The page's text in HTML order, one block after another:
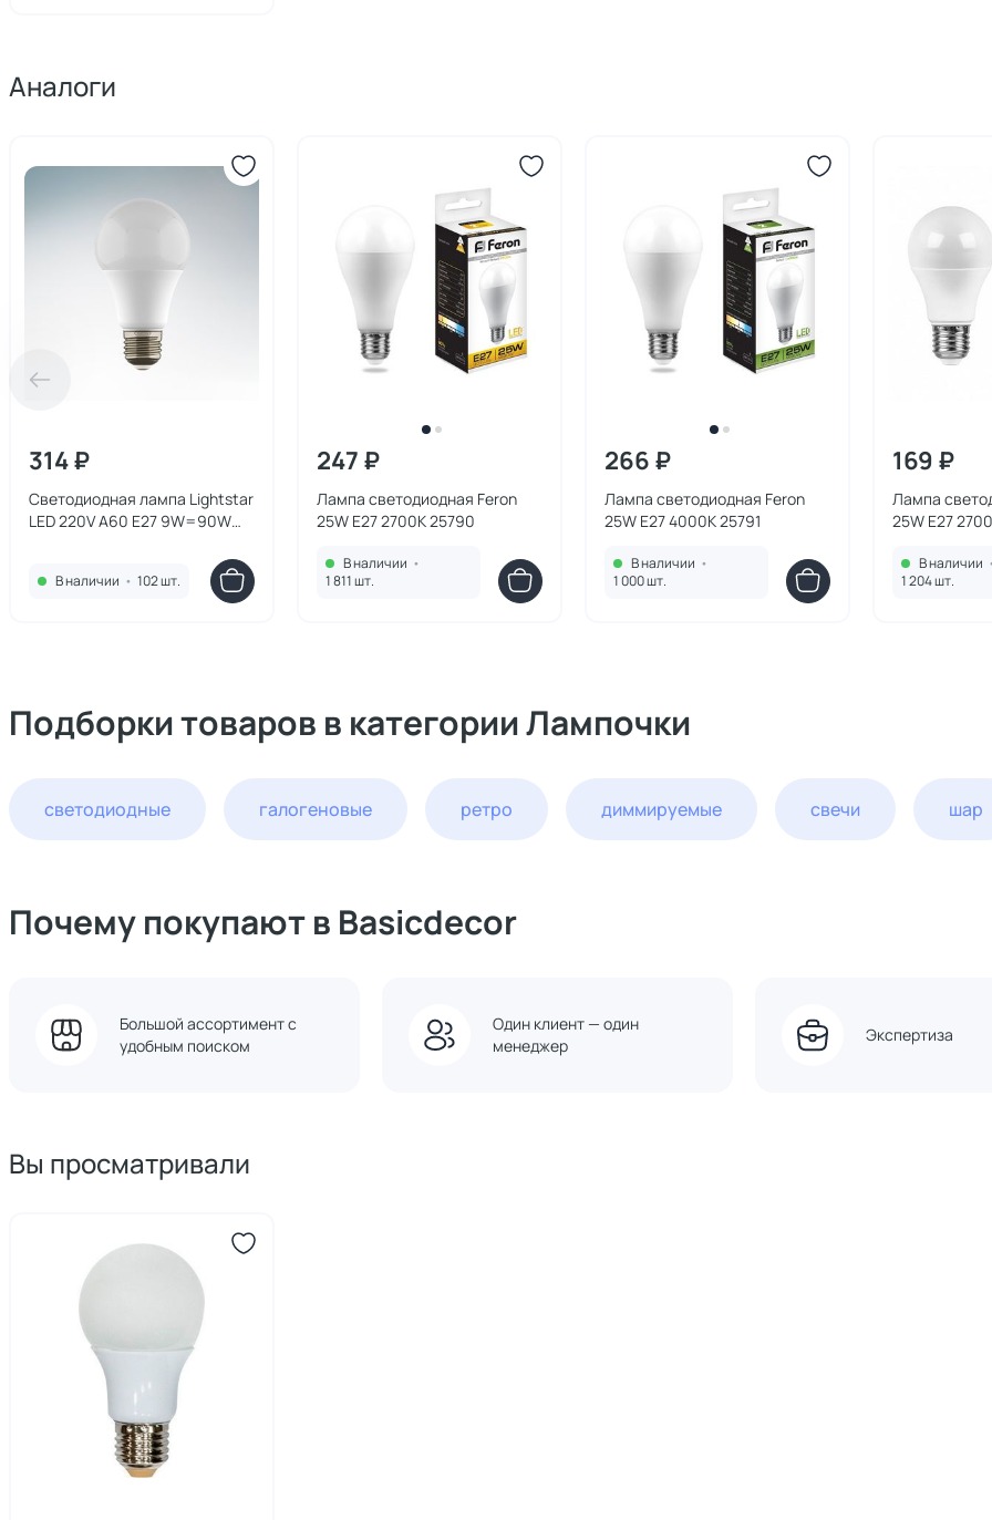
Аналоги
314 ₽
Светодиодная лампа Lightstar
LED 220V A60 E27 9W=90W
В наличии • 102 шт.
247 ₽
Лампа светодиодная Feron
25W E27 2700K 25790
В наличии •
1 811 шт.
266 ₽
Лампа светодиодная Feron
25W E27 4000K 25791
В наличии •
1 000 шт.
169 ₽
Лампа
25W E27
В наличии •
1 204 шт.
Подборки товаров в категории Лампочки
светодиодные галогеновые ретро диммируемые свечи шар
Почему покупают в Basicdecor
Большой ассортимент с
удобным поиском
Один клиент — один
менеджер
Экспертиза
Вы просматривали